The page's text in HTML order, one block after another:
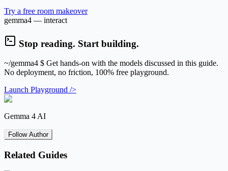
Try a free room makeover
gemma4 — interact
Stop reading. Start building.
~/gemma4 $ Get hands-on with the models discussed in this guide.
No deployment, no friction, 100% free playground.
Launch Playground />
Gemma 4 AI
Follow Author
Related Guides